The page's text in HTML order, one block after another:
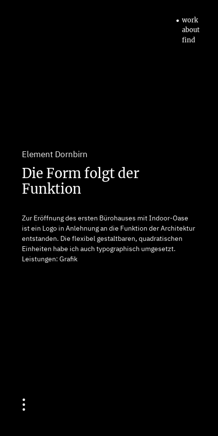
Element Dornbirn
Die Form folgt der
Funktion
Zur Eröffnung des ersten Bürohauses mit Indoor-Oase
ist ein Logo in Anlehnung an die Funktion der Architektur
entstanden. Die flexibel gestaltbaren, quadratischen
Einheiten habe ich auch typographisch umgesetzt.
Leistungen: Grafik
•
•
•
• work
about
find